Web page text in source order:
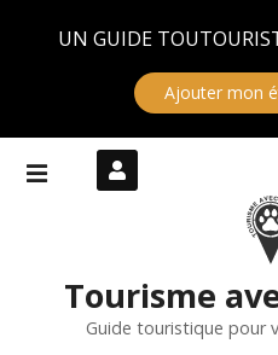
UN GUIDE
Ajouter mon
Tourisme
Guide touristique pour